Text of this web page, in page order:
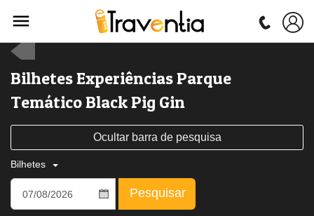
Bilhetes Experiências Parque
Temático Black Pig Gin
Ocultar barra de pesquisa
Bilhetes
Pesquisar